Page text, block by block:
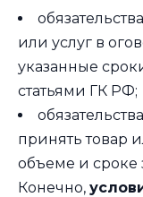
или услуг в
указанные
статьями ГК РФ;
принять товар
объеме и сроке
Конечно,